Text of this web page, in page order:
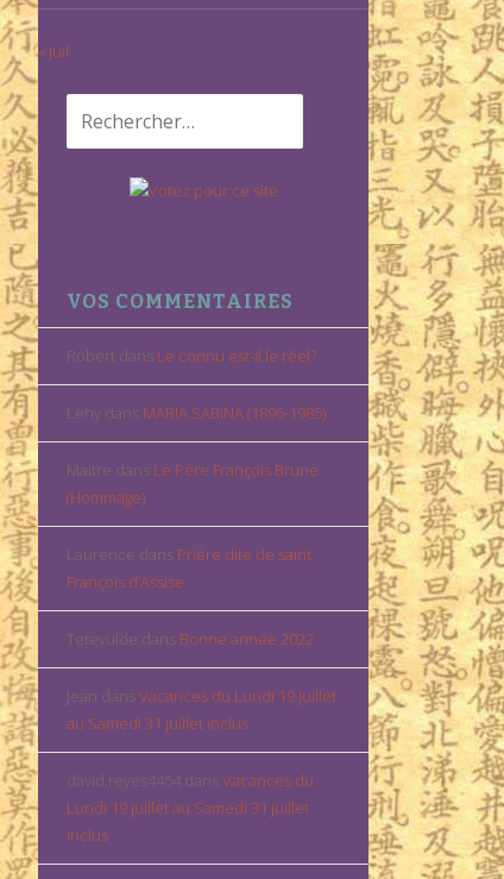
« Juil
Rechercher :
VOS COMMENTAIRES
Robert dans Le connu est-il le réel?
Lehy dans MARIA SABINA (1896-1985)
Maitre dans Le Père François Brune
(Hommage)
Laurence dans Prière dite de saint
François d’Assise
Tetevuide dans Bonne année 2022
Jean dansVacances du Lundi 19 juillet
au Samedi 31 juillet inclus
david.reyes4454 dansVacances du
Lundi 19 juillet au Samedi 31 juillet
inclus